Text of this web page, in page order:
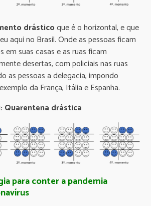
drásticoque é o horizontal, e que
aqui no Brasil. Onde as pessoas ficam
em suas casas e as ruas ficam
desertas, com policiais nas ruas
as pessoas a delegacia, impondo
da França, Itália e Espanha.
Quarentena drástica
para conter a pandemia